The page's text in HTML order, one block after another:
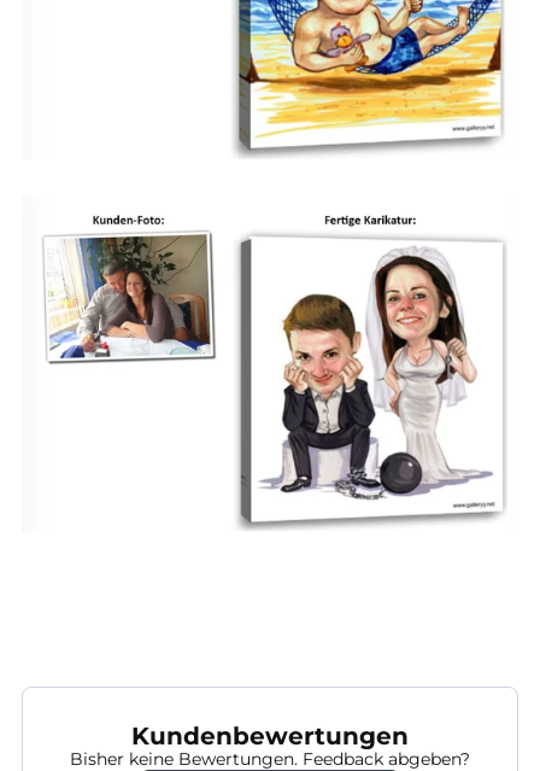
Kundenbewertungen
Bisher keine Bewertungen. Feedback abgeben?